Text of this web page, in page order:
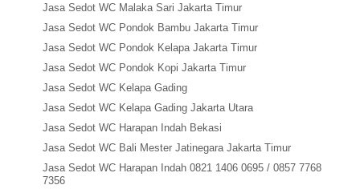
Jasa Sedot WC Malaka Sari Jakarta Timur
Jasa Sedot WC Pondok Bambu Jakarta Timur
Jasa Sedot WC Pondok Kelapa Jakarta Timur
Jasa Sedot WC Pondok Kopi Jakarta Timur
Jasa Sedot WC Kelapa Gading
Jasa Sedot WC Kelapa Gading Jakarta Utara
Jasa Sedot WC Harapan Indah Bekasi
Jasa Sedot WC Bali Mester Jatinegara Jakarta Timur
Jasa Sedot WC Harapan Indah 0821 1406 0695 / 0857 7768
7356